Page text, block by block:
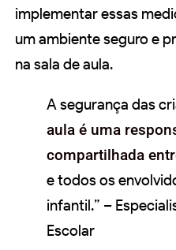
implementar essas
um ambiente seguro e
na sala de aula.
A segurança das
aula é uma
compartilhada
e todos os
infantil.” –
Escolar